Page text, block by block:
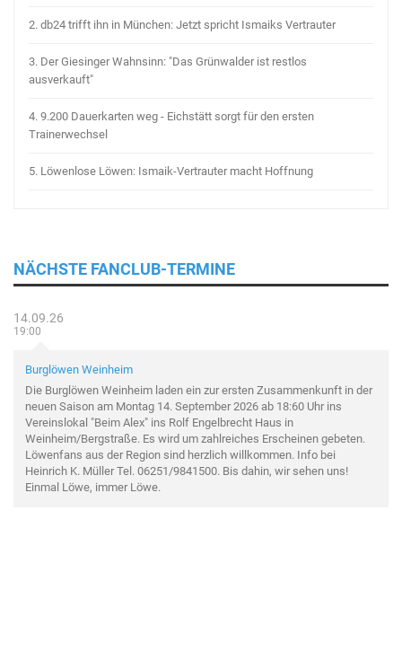
2. db24 trifft ihn in München: Jetzt spricht Ismaiks Vertrauter
3. Der Giesinger Wahnsinn: "Das Grünwalder ist restlos
ausverkauft"
4. 9.200 Dauerkarten weg - Eichstätt sorgt für den ersten
Trainerwechsel
5. Löwenlose Löwen: Ismaik-Vertrauter macht Hoffnung
NÄCHSTE FANCLUB-TERMINE
14.09.26
19:00
Burglöwen Weinheim
Die Burglöwen Weinheim laden ein zur ersten Zusammenkunft in der
neuen Saison am Montag 14. September 2026 ab 18:60 Uhr ins
Vereinslokal "Beim Alex" ins Rolf Engelbrecht Haus in
Weinheim/Bergstraße. Es wird um zahlreiches Erscheinen gebeten.
Löwenfans aus der Region sind herzlich willkommen. Info bei
Heinrich K. Müller Tel. 06251/9841500. Bis dahin, wir sehen uns!
Einmal Löwe, immer Löwe.